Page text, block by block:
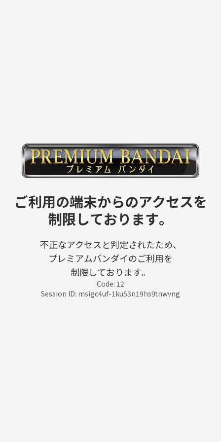
ご利用の端末からのアクセスを
制限しております。
不正なアクセスと判定されたため、
プレミアムバンダイのご利用を
制限しております。
Code: 12
Session ID: msigc4uf-1ku53n19hs9tnwvng